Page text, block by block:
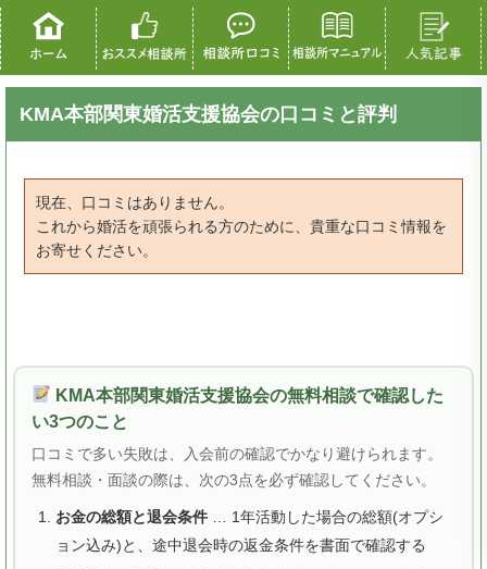
KMA本部関東婚活支援協会の口コミと評判
現在、口コミはありません。
これから婚活を頑張られる方のために、貴重な口コミ情報を
お寄せください。
KMA本部関東婚活支援協会の無料相談で確認した
い3つのこと
口コミで多い失敗は、入会前の確認でかなり避けられます。
無料相談・面談の際は、次の3点を必ず確認してください。
お金の総額と退会条件… 1年活動した場合の総額(オプシ
ョン込み)と、途中退会時の返金条件を書面で確認する